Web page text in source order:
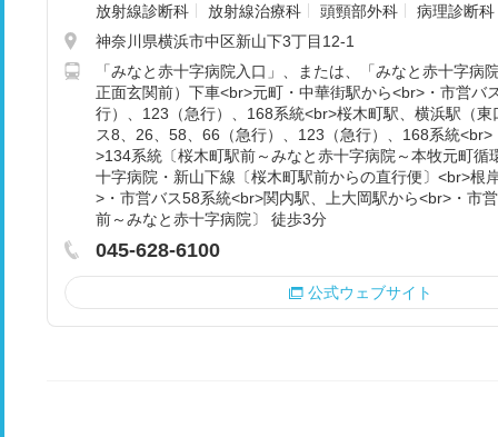
放射線診断科
放射線治療科 頭頸部外科
病理診断科
神奈川県横浜市中区新山下3丁目12-1
「みなと赤十字病院入口」、または、「みなと赤十字病
正面玄関前）下車<br>元町・中華街駅から<br>・市営バ
行）、123（急行）、168系統<br>桜木町駅、横浜駅（
ス8、26、58、66（急行）、123（急行）、168系統
>134系統〔桜木町駅前～みなと赤十字病院～本牧元町循
十字病院・新山下線〔桜木町駅前からの直行便〕<br>根
>・市営バス58系統<br>関内駅、上大岡駅から<br>・市
前～みなと赤十字病院〕 徒歩3分
045-628-6100
公式ウェブサイト